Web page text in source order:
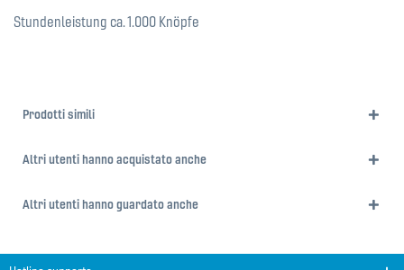
Stundenleistung ca. 1.000 Knöpfe
Prodotti simili
Altri utenti hanno acquistato anche
Altri utenti hanno guardato anche